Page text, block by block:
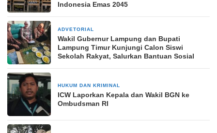
Indonesia Emas 2045
ADVETORIAL
Wakil Gubernur Lampung dan Bupati
Lampung Timur Kunjungi Calon Siswi
Sekolah Rakyat, Salurkan Bantuan Sosial
HUKUM DAN KRIMINAL
ICW Laporkan Kepala dan Wakil BGN ke
Ombudsman RI